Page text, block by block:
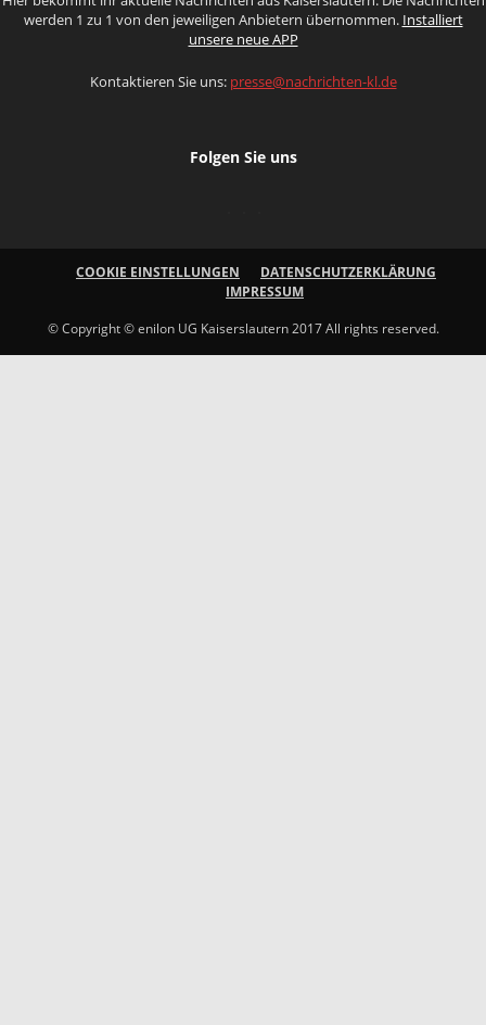
werden 1 zu 1 von den jeweiligen Anbietern übernommen. Installiert
unsere neue APP
Kontaktieren Sie uns: presse@nachrichten-kl.de
Folgen Sie uns
COOKIE EINSTELLUNGEN
DATENSCHUTZERKLÄRUNG
IMPRESSUM
© Copyright © enilon UG Kaiserslautern 2017 All rights reserved.